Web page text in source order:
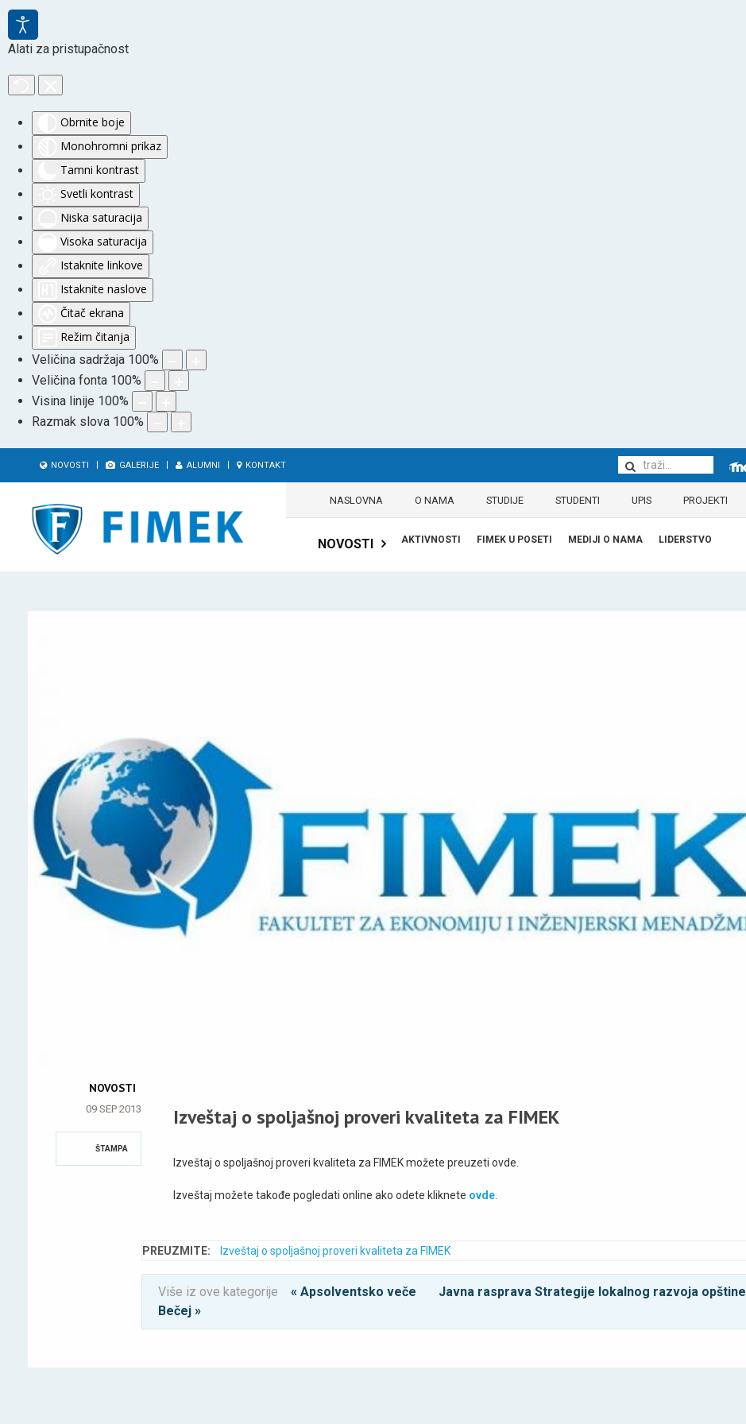
Alati za pristupačnost
Obrnite boje
Monohromni prikaz
Tamni kontrast
Svetli kontrast
Niska saturacija
Visoka saturacija
Istaknite linkove
Istaknite naslove
Čitač ekrana
Režim čitanja
Veličina sadržaja 100%
Veličina fonta 100%
Visina linije 100%
Razmak slova 100%
NOVOSTI GALERIJE ALUMNI KONTAKT
NASLOVNA O NAMA STUDIJE STUDENTI UPIS PROJEKTI
NOVOSTI AKTIVNOSTI FIMEK U POSETI MEDIJI O NAMA LIDERSTVO
NOVOSTI
09 SEP 2013
ŠTAMPA
Izveštaj o spoljašnoj proveri kvaliteta za FIMEK
Izveštaj o spoljašnoj proveri kvaliteta za FIMEK možete preuzeti ovde.
Izveštaj možete takođe pogledati online ako odete kliknete ovde.
PREUZMITE: Izveštaj o spoljašnoj proveri kvaliteta za FIMEK
Više iz ove kategorije « Apsolventsko veče
Javna rasprava Strategije lokalnog razvoja opštine
Bečej »